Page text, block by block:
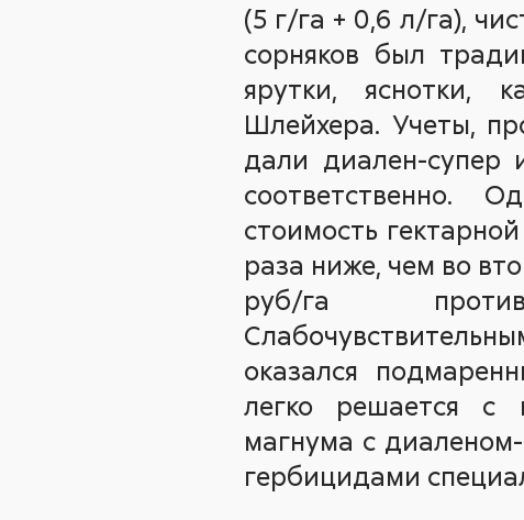
(5 г/га + 0,6 л/га),
сорняков был
ярутки, яснотки,
Шлейхера. Учеты,
дали диален-
соответственно.
стоимость
раза ниже, чем во
руб/га
оказался
легко решается с
магнума с
гербицидами